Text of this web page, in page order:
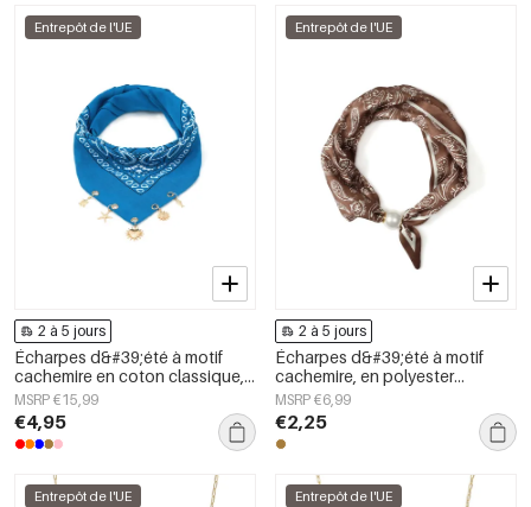
Entrepôt de l'UE
2 à 5 jours
Écharpes d&#39;été à motif
cachemire en coton classique,
accessoires du quotidien
MSRP €15,99
€4,95
Entrepôt de l'UE
2 à 5 jours
Écharpes d&#39;été à motif
cachemire, en polyester
décontracté, accessoires du
quotidien
MSRP €6,99
€2,25
Entrepôt de l'UE Entrepôt de l'UE